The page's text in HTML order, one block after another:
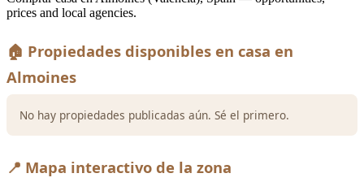
prices and local agencies.
🏠 Propiedades disponibles en casa en
Almoines
No hay propiedades publicadas aún. Sé el primero.
📍 Mapa interactivo de la zona